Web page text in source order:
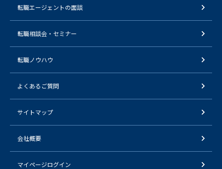
転職エージェントの面談
転職相談会・セミナー
転職ノウハウ
よくあるご質問
サイトマップ
会社概要
マイページログイン